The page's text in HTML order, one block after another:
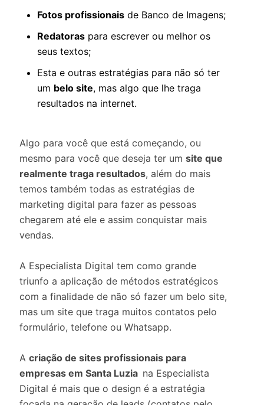
Fotos profissionais de Banco de Imagens;
Redatoras para escrever ou melhor os
seus textos;
Esta e outras estratégias para não só ter
um belo site, mas algo que lhe traga
resultados na internet.
Algo para você que está começando, ou
mesmo para você que deseja ter um site que
realmente traga resultados, além do mais
temos também todas as estratégias de
marketing digital para fazer as pessoas
chegarem até ele e assim conquistar mais
vendas.
A Especialista Digital tem como grande
triunfo a aplicação de métodos estratégicos
com a finalidade de não só fazer um belo site,
mas um site que traga muitos contatos pelo
formulário, telefone ou Whatsapp.
A criação de sites profissionais para
empresas em Santa Luzia na Especialista
Digital é mais que o design é a estratégia